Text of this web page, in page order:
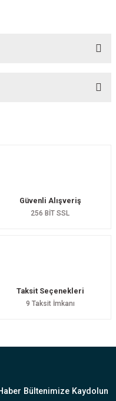
Güvenli Alışveriş
256 BİT SSL
Taksit Seçenekleri
9 Taksit İmkanı
Bültenimize Kaydolun